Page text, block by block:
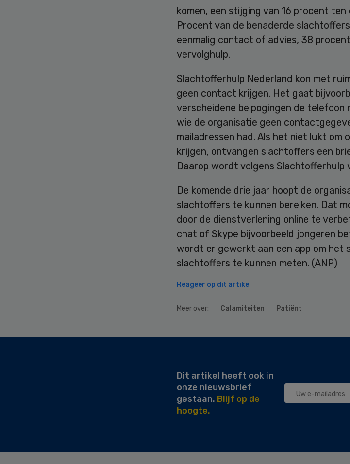
komen, een stijging van 16 procent
Procent van de benaderde
eenmalig contact of advies, 38
vervolghulp.
Slachtofferhulp Nederland kon met
geen contact krijgen. Het gaat
verscheidene belpogingen de telefoon
wie de organisatie geen
mailadressen had. Als het niet lukt om
krijgen, ontvangen slachtoffers een
Daarop wordt volgens Slachtofferhulp
De komende drie jaar hoopt de
slachtoffers te kunnen bereiken. Dat
door de dienstverlening online te
chat of Skype bijvoorbeeld jongeren
wordt er gewerkt aan een app om het
slachtoffers te kunnen meten. (ANP)
Reageer op dit artikel
Meer over: Calamiteiten Patiënt
Dit artikel heeft ook in
onze nieuwsbrief
gestaan. Blijf op de
hoogte.